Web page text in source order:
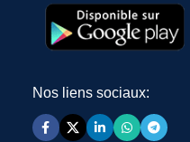
Nos liens sociaux: